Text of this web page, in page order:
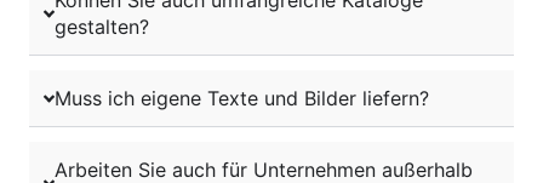
gestalten?
Muss ich eigene Texte und Bilder liefern?
Arbeiten Sie auch für Unternehmen außerhalb